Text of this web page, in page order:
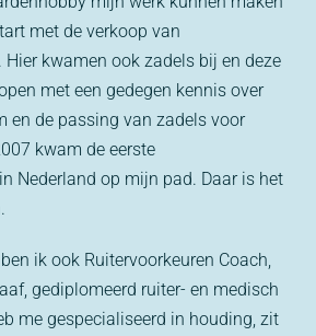
met de verkoop van
kwamen ook zadels bij en deze
met een gedegen kennis over
en de passing van zadels voor
kwam de eerste
Nederland op mijn pad. Daar is het
ik ook Ruitervoorkeuren Coach,
gediplomeerd ruiter- en medisch
me gespecialiseerd in houding, zit